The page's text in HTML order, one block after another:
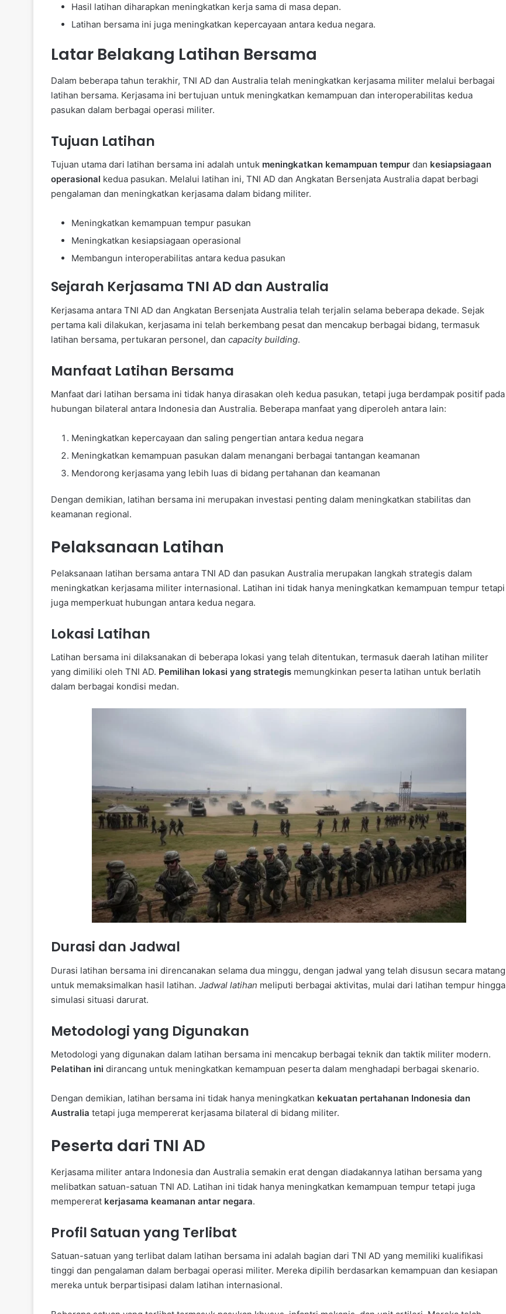
Hasil latihan diharapkan meningkatkan kerja sama di masa depan.
Latihan bersama ini juga meningkatkan kepercayaan antara kedua negara.
Latar Belakang Latihan Bersama
Dalam beberapa tahun terakhir, TNI AD dan Australia telah meningkatkan kerjasama militer melalui berbagai
latihan bersama. Kerjasama ini bertujuan untuk meningkatkan kemampuan dan interoperabilitas kedua
pasukan dalam berbagai operasi militer.
Tujuan Latihan
Tujuan utama dari latihan bersama ini adalah untuk meningkatkan kemampuan tempur dan kesiapsiagaan
operasional kedua pasukan. Melalui latihan ini, TNI AD dan Angkatan Bersenjata Australia dapat berbagi
pengalaman dan meningkatkan kerjasama dalam bidang militer.
Meningkatkan kemampuan tempur pasukan
Meningkatkan kesiapsiagaan operasional
Membangun interoperabilitas antara kedua pasukan
Sejarah Kerjasama TNI AD dan Australia
Kerjasama antara TNI AD dan Angkatan Bersenjata Australia telah terjalin selama beberapa dekade. Sejak
pertama kali dilakukan, kerjasama ini telah berkembang pesat dan mencakup berbagai bidang, termasuk
latihan bersama, pertukaran personel, dan capacity building.
Manfaat Latihan Bersama
Manfaat dari latihan bersama ini tidak hanya dirasakan oleh kedua pasukan, tetapi juga berdampak positif pada
hubungan bilateral antara Indonesia dan Australia. Beberapa manfaat yang diperoleh antara lain:
Meningkatkan kepercayaan dan saling pengertian antara kedua negara
Meningkatkan kemampuan pasukan dalam menangani berbagai tantangan keamanan
Mendorong kerjasama yang lebih luas di bidang pertahanan dan keamanan
Dengan demikian, latihan bersama ini merupakan investasi penting dalam meningkatkan stabilitas dan
keamanan regional.
Pelaksanaan Latihan
Pelaksanaan latihan bersama antara TNI AD dan pasukan Australia merupakan langkah strategis dalam
meningkatkan kerjasama militer internasional. Latihan ini tidak hanya meningkatkan kemampuan tempur tetapi
juga memperkuat hubungan antara kedua negara.
Lokasi Latihan
Latihan bersama ini dilaksanakan di beberapa lokasi yang telah ditentukan, termasuk daerah latihan militer
yang dimiliki oleh TNI AD. Pemilihan lokasi yang strategis memungkinkan peserta latihan untuk berlatih
dalam berbagai kondisi medan.
Durasi dan Jadwal
Durasi latihan bersama ini direncanakan selama dua minggu, dengan jadwal yang telah disusun secara matang
untuk memaksimalkan hasil latihan. Jadwal latihan meliputi berbagai aktivitas, mulai dari latihan tempur hingga
simulasi situasi darurat.
Metodologi yang Digunakan
Metodologi yang digunakan dalam latihan bersama ini mencakup berbagai teknik dan taktik militer modern.
Pelatihan ini dirancang untuk meningkatkan kemampuan peserta dalam menghadapi berbagai skenario.
Dengan demikian, latihan bersama ini tidak hanya meningkatkan kekuatan pertahanan Indonesia dan
Australia tetapi juga mempererat kerjasama bilateral di bidang militer.
Peserta dari TNI AD
Kerjasama militer antara Indonesia dan Australia semakin erat dengan diadakannya latihan bersama yang
melibatkan satuan-satuan TNI AD. Latihan ini tidak hanya meningkatkan kemampuan tempur tetapi juga
mempererat kerjasama keamanan antar negara.
Profil Satuan yang Terlibat
Satuan-satuan yang terlibat dalam latihan bersama ini adalah bagian dari TNI AD yang memiliki kualifikasi
tinggi dan pengalaman dalam berbagai operasi militer. Mereka dipilih berdasarkan kemampuan dan kesiapan
mereka untuk berpartisipasi dalam latihan internasional.